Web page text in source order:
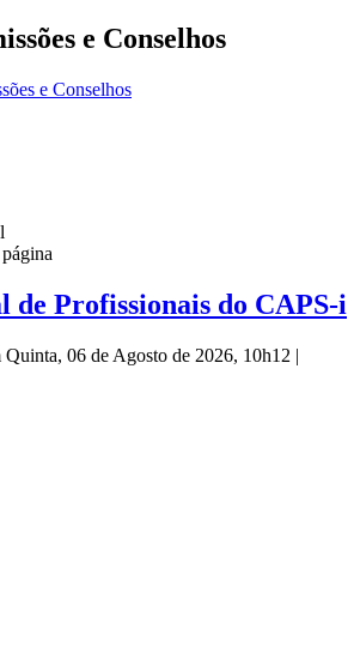
e Conselhos
e Conselhos
de Profissionais do CAPS-i
06 de Agosto de 2026, 10h12 |